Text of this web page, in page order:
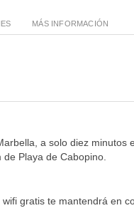
MÁS INFORMACIÓN
a solo diez minutos
Playa de Cabopino.
gratis te mantendrá en